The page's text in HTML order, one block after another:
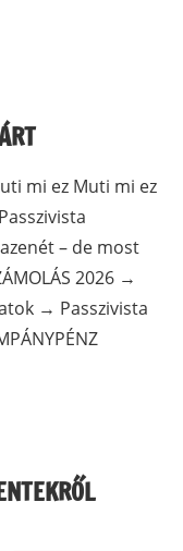
mi ez Muti mi ez
– de most
2026 →
→ Passzivista